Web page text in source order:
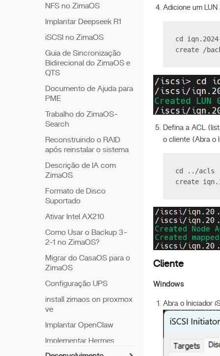
Adicione um LUN
cd
create /
Defina a ACL
o cliente (Abra o
cd ../acls
create
Cliente
Windows
Abra o Iniciador
NFS no ZimaOS
Implantar Deepseek R1
iSCSI no ZimaOS
Guia de Sincronização
Bidirecional do ZimaOS e
QTS
Documento de Ajuda para
PME
Trabalho do ZimaOS-
Search
Reconstruindo o RAID
após reinstalar o sistema
Descrição de IA com
ZimaOS
Formato de Disco
Suportado
Ativar Intel AX210
Como Usar o Backup 3-
2-1 no ZimaOS?
Migrar do CasaOS para o
ZimaOS
Configuração UPS
install zimaos on proxmox
ve
Implantar OpenClaw
Implementar Hermes